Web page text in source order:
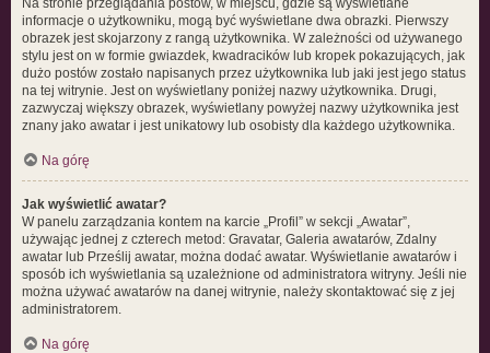
Na stronie przeglądania postów, w miejscu, gdzie są wyświetlane
informacje o użytkowniku, mogą być wyświetlane dwa obrazki. Pierwszy
obrazek jest skojarzony z rangą użytkownika. W zależności od używanego
stylu jest on w formie gwiazdek, kwadracików lub kropek pokazujących, jak
dużo postów zostało napisanych przez użytkownika lub jaki jest jego status
na tej witrynie. Jest on wyświetlany poniżej nazwy użytkownika. Drugi,
zazwyczaj większy obrazek, wyświetlany powyżej nazwy użytkownika jest
znany jako awatar i jest unikatowy lub osobisty dla każdego użytkownika.
Na górę
Jak wyświetlić awatar?
W panelu zarządzania kontem na karcie „Profil” w sekcji „Awatar”,
używając jednej z czterech metod: Gravatar, Galeria awatarów, Zdalny
awatar lub Prześlij awatar, można dodać awatar. Wyświetlanie awatarów i
sposób ich wyświetlania są uzależnione od administratora witryny. Jeśli nie
można używać awatarów na danej witrynie, należy skontaktować się z jej
administratorem.
Na górę